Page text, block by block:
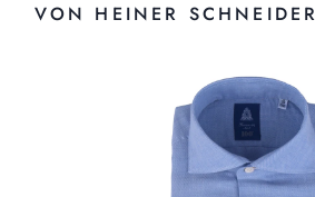
VON HEINER